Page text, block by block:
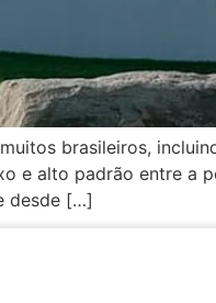
brasileiros,
e alto padrão entre a
desde […]